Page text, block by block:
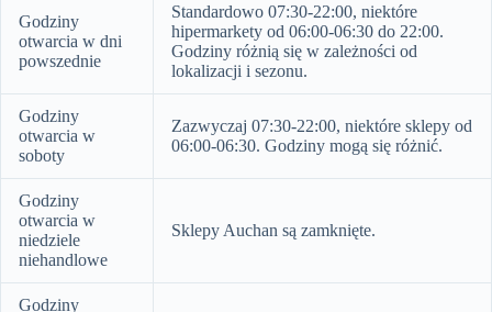
Godziny
otwarcia w dni
powszednie
Standardowo 07:30-22:00, niektóre
hipermarkety od 06:00-06:30 do 22:00.
Godziny różnią się w zależności od
lokalizacji i sezonu.
Godziny
otwarcia w
soboty
Zazwyczaj 07:30-22:00, niektóre sklepy od
06:00-06:30. Godziny mogą się różnić.
Godziny
otwarcia w
niedziele
niehandlowe
Sklepy Auchan są zamknięte.
Godziny